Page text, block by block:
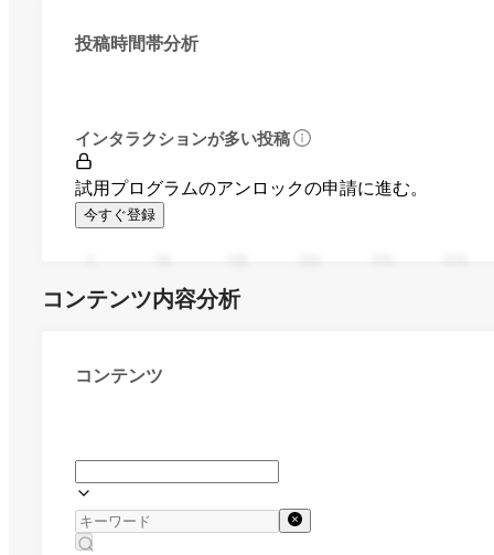
投稿時間帯分析
インタラクションが多い投稿
試用プログラムのアンロックの申請に進む。
今すぐ登録
コンテンツ内容分析
コンテンツ